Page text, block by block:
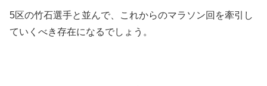
5区の竹石選手と並んで、これからのマラソン回を牽引し
ていくべき存在になるでしょう。